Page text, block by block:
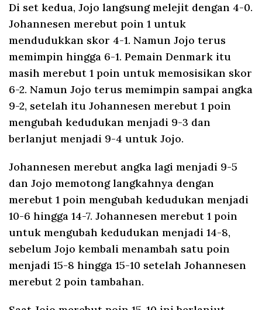
Di set kedua, Jojo langsung melejit dengan 4-0.
Johannesen merebut poin 1 untuk
mendudukkan skor 4-1. Namun Jojo terus
memimpin hingga 6-1. Pemain Denmark itu
masih merebut 1 poin untuk memosisikan skor
6-2. Namun Jojo terus memimpin sampai angka
9-2, setelah itu Johannesen merebut 1 poin
mengubah kedudukan menjadi 9-3 dan
berlanjut menjadi 9-4 untuk Jojo.
Johannesen merebut angka lagi menjadi 9-5
dan Jojo memotong langkahnya dengan
merebut 1 poin mengubah kedudukan menjadi
10-6 hingga 14-7. Johannesen merebut 1 poin
untuk mengubah kedudukan menjadi 14-8,
sebelum Jojo kembali menambah satu poin
menjadi 15-8 hingga 15-10 setelah Johannesen
merebut 2 poin tambahan.